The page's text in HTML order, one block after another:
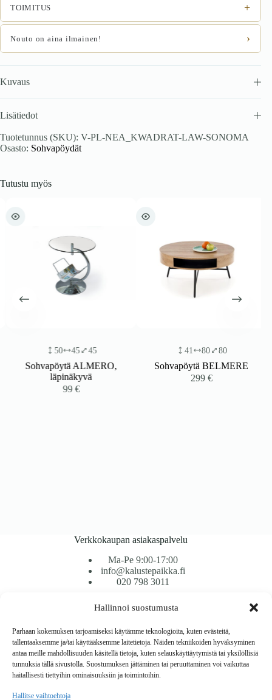
Hallinnoi suostumusta
Parhaan kokemuksen tarjoamiseksi käytämme teknologioita, kuten evästeitä,
tallentaaksemme ja/tai käyttääksemme laitetietoja. Näiden tekniikoiden hyväksyminen
antaa meille mahdollisuuden käsitellä tietoja, kuten selauskäyttäytymistä tai yksilöllisiä
tunnuksia tällä sivustolla. Suostumuksen jättäminen tai peruuttaminen voi vaikuttaa
haitallisesti tiettyihin ominaisuuksiin ja toimintoihin.
Hallitse vaihtoehtoja
TOIMITUS +
Nouto on aina ilmainen! ›
Kuvaus
Lisätiedot
Tuotetunnus (SKU): V-PL-NEA_KWADRAT-LAW-SONOMA
Osasto: Sohvapöydät
Tutustu myös
50 45 45
Sohvapöytä ALMERO,
läpinäkyvä
99€
41 80 80
Sohvapöytä BELMERE
299€
Verkkokaupan asiakaspalvelu
Ma-Pe 9:00-17:00
info@kalustepaikka.fi
020 798 3011
Tavarantoimitus / Maksutavat
Toimitustavat
Maksutavat
Vaihto ja palautus
Reklamaatiot